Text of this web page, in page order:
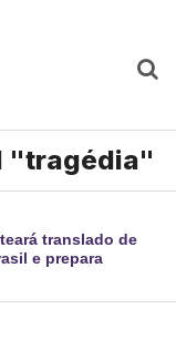
"tragédia"
translado de
e prepara